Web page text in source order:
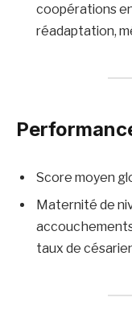
coopérations
réadaptation,
Score moyen
Maternité de
accouchements
taux de